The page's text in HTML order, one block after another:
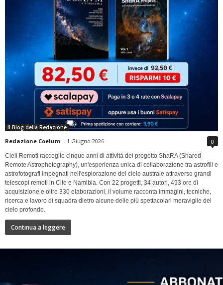
Il Blog della Redazione
Redazione Coelum - 1 Giugno 2026 0
Cieli Remoti raccoglie cinque anni di attività del progetto ShaRA (Shared
Remote Astrophotography), un'esperienza unica di collaborazione tra astrofili e
astrofotografi impegnati nell'esplorazione del cielo australe attraverso grandi
telescopi remoti in Cile e Namibia. Con 22 progetti, 34 autori, 493 ore di
acquisizione e oltre 330 elaborazioni, il volume racconta immagini, tecniche,
ricerca e lavoro di squadra dietro alcune delle più spettacolari meraviglie del
cielo profondo.
Continua a leggere